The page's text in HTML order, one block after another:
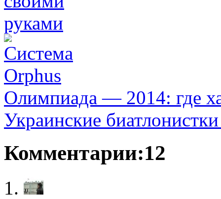
Олимпиада — 2014: где
Украинские
Комментарии:12